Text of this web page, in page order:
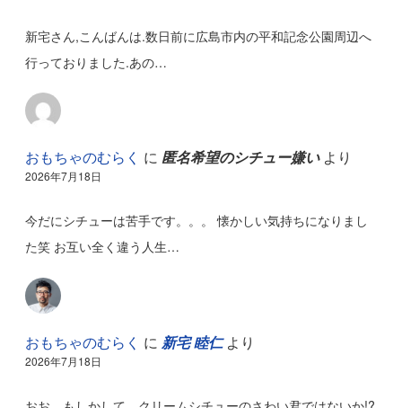
新宅さん,こんばんは.数日前に広島市内の平和記念公園周辺へ
行っておりました.あの…
おもちゃのむらく に 匿名希望のシチュー嫌いより
2026年7月18日
今だにシチューは苦手です。。。 懐かしい気持ちになりまし
た笑 お互い全く違う人生…
おもちゃのむらく に 新宅 睦仁より
2026年7月18日